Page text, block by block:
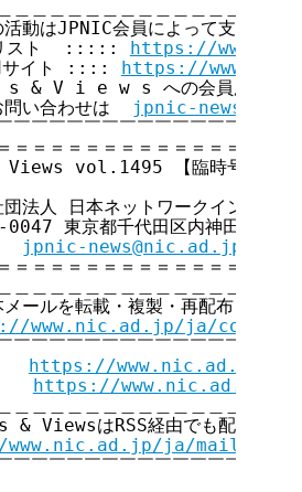
動はJPNIC会員によって支えら
スト  :::::
https://
イト ::::
https://
& V i e w s への会員広告無料
合わせは
jpnic-
￣￣￣￣￣￣￣￣￣￣￣￣￣￣￣
＝＝＝＝＝＝＝＝＝＝＝＝＝＝＝
vol.1495 【臨時号】
法人 日本ネットワークインフォメ
東京都千代田区内神田3-6-2
jpnic-news@nic.ad.jp
＝＝＝＝＝＝＝＝＝＝＝＝＝＝＝
ルを転載・複製・再配布・引用
www.nic.ad.jp/ja/
￣￣￣￣￣￣￣￣￣￣￣￣￣￣￣
https://www.nic.ad.jp/ja/
https://www.nic.ad.jp/ja/
ViewsはRSS経由でも配信し
ja/
￣￣￣￣￣￣￣￣￣￣￣￣￣￣￣